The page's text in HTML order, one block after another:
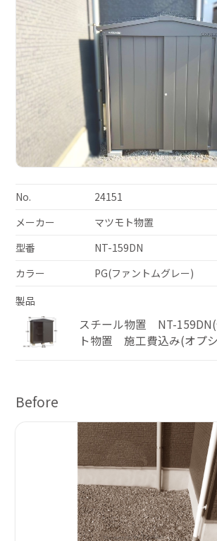
No.
24151
メーカー
マツモト物置
型番
NT-159DN
カラー
PG(ファントムグレー)
製品
スチール物置 NT-
ト物置 施工費込み(オプ
Before